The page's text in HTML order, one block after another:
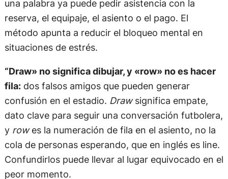
una palabra ya puede pedir asistencia con la
reserva, el equipaje, el asiento o el pago. El
método apunta a reducir el bloqueo mental en
situaciones de estrés.
“Draw» no significa dibujar, y «row» no es hacer
fila:dos falsos amigos que pueden generar
confusión en el estadio. Drawsignifica empate,
dato clave para seguir una conversación futbolera,
yrowes la numeración de fila en el asiento, no la
cola de personas esperando, que en inglés es line.
Confundirlos puede llevar al lugar equivocado en el
peor momento.